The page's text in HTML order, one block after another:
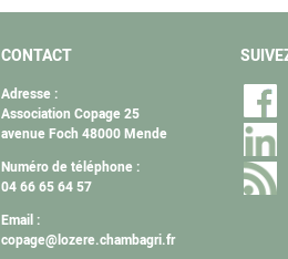
CONTACT
Adresse :
Association Copage 25
avenue Foch 48000 Mende
Numéro de téléphone :
04 66 65 64 57
Email :
copage@lozere.chambagri.fr